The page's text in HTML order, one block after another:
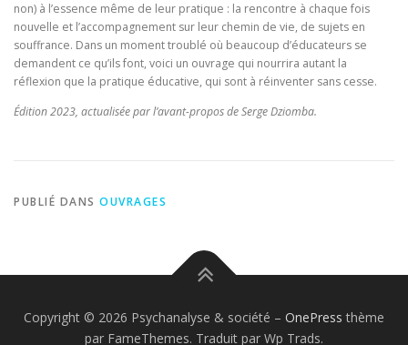
non) à l’essence même de leur pratique : la rencontre à chaque fois
nouvelle et l’accompagnement sur leur chemin de vie, de sujets en
souffrance. Dans un moment troublé où beaucoup d’éducateurs se
demandent ce qu’ils font, voici un ouvrage qui nourrira autant la
réflexion que la pratique éducative, qui sont à réinventer sans cesse.
Édition 2023, actualisée par l’avant-propos de Serge Dziomba.
PUBLIÉ DANS OUVRAGES
Copyright © 2026 Psychanalyse & société – OnePress thème
par FameThemes. Traduit par Wp Trads.